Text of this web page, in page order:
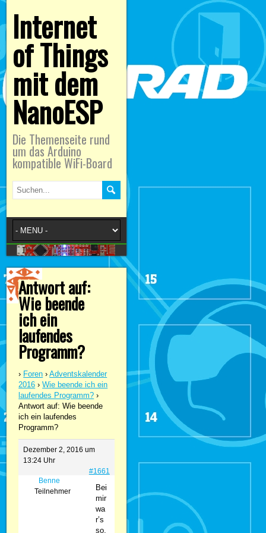
Internet
of Things
mit dem
NanoESP
Die Themenseite rund
um das Arduino
kompatible WiFi-Board
Antwort auf:
Wie beende
ich ein
laufendes
Programm?
› Foren › Adventskalender
2016 › Wie beende ich ein
laufendes Programm? ›
Antwort auf: Wie beende
ich ein laufendes
Programm?
Dezember 2, 2016 um
13:24 Uhr
#1661
Benne
Teilnehmer
Bei
mir
wa
r’s
so,